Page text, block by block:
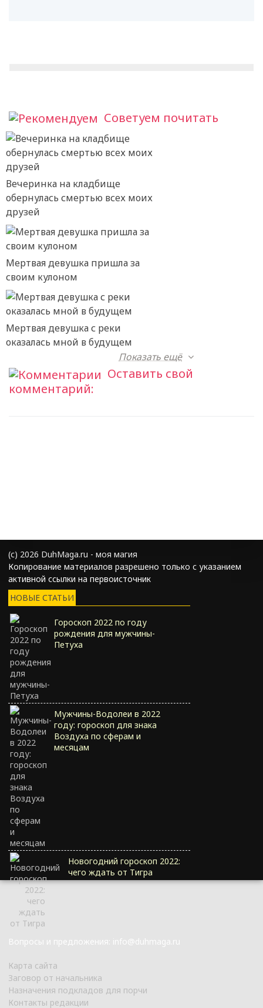
Советуем почитать
Вечеринка на кладбище
обернулась смертью всех моих
друзей
Мертвая девушка пришла за
своим кулоном
Мертвая девушка с реки
оказалась мной в будущем
Показать ещё
Оставить свой
комментарий:
(с) 2026 DuhMaga.ru - моя магия
Копирование материалов разрешено только с указанием
активной ссылки на первоисточник
НОВЫЕ СТАТЬИ
Гороскоп 2022 по году
рождения для мужчины-
Петуха
Мужчины-Водолеи в 2022
году: гороскоп для знака
Воздуха по сферам и
месяцам
Новогодний гороскоп 2022:
чего ждать от Тигра
Вопросы и предложения: info@duhmaga.ru
Карта сайта
Заговор от начальника
Назначения подкладов для порчи
Контакты редакции